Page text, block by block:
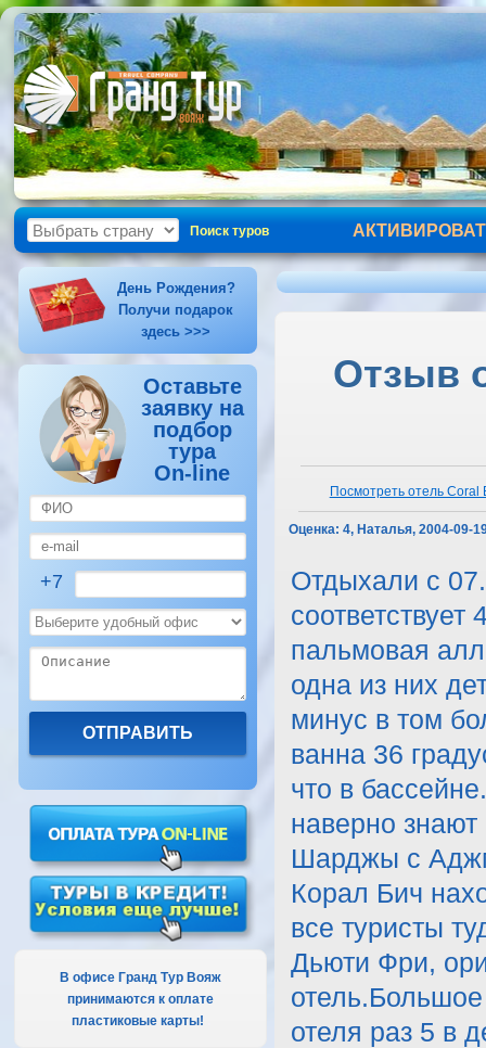
Поиск туров
День Рождения?
Получи подарок
здесь >>>
Оставьте
заявку на
подбор
тура
On-line
+7
В офисе Гранд Тур Вояж
принимаются к оплате
пластиковые карты!
Отзыв
Посмотреть отель Coral
Оценка: 4, Наталья, 2004-09-
Отдыхали с
пальмовая
одна из них
минус в том
ванна 36
что в
наверно знают
Шарджы с
Корал Бич
все туристы
Дьюти Фри,
отеля раз 5 в